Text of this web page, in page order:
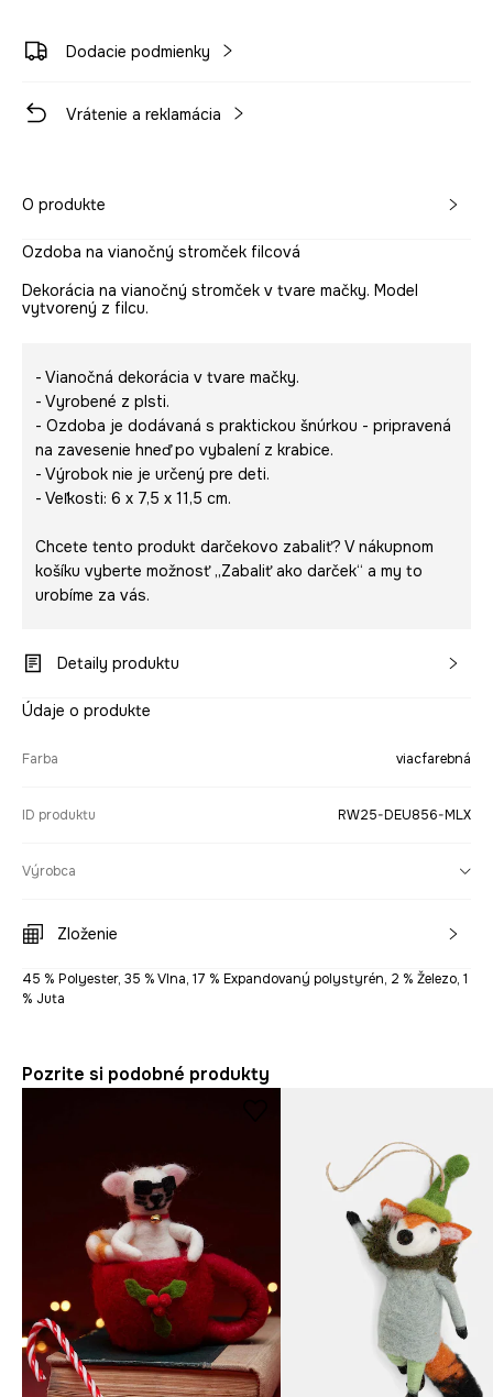
Dodacie podmienky
Vrátenie a reklamácia
O produkte
Ozdoba na vianočný stromček filcová
Dekorácia na vianočný stromček v tvare mačky. Model
vytvorený z filcu.
- Vianočná dekorácia v tvare mačky.
- Vyrobené z plsti.
- Ozdoba je dodávaná s praktickou šnúrkou - pripravená
na zavesenie hneď po vybalení z krabice.
- Výrobok nie je určený pre deti.
- Veľkosti: 6 x 7,5 x 11,5 cm.
Chcete tento produkt darčekovo zabaliť? V nákupnom
košíku vyberte možnosť „Zabaliť ako darček“ a my to
urobíme za vás.
Detaily produktu
Údaje o produkte
Farba viacfarebná
ID produktu RW25-DEU856-MLX
Výrobca
Zloženie
45 % Polyester, 35 % Vlna, 17 % Expandovaný polystyrén, 2 % Železo, 1
% Juta
Pozrite si podobné produkty